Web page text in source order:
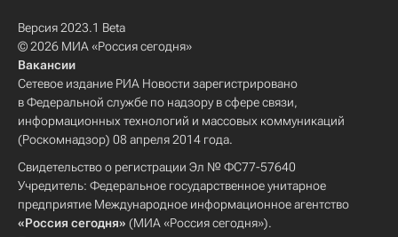
Версия 2023.1 Beta
© 2026 МИА «Россия сегодня»
Вакансии
Сетевое издание РИА Новости зарегистрировано
в Федеральной службе по надзору в сфере связи,
информационных технологий и массовых коммуникаций
(Роскомнадзор) 08 апреля 2014 года.
Свидетельство о регистрации Эл № ФС77-57640
Учредитель: Федеральное государственное унитарное
предприятие Международное информационное агентство
«Россия сегодня» (МИА «Россия сегодня»).